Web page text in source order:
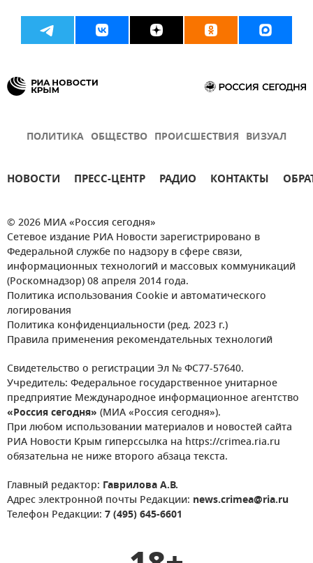
ПОЛИТИКА ОБЩЕСТВО ПРОИСШЕСТВИЯ ВИЗУАЛ
НОВОСТИ ПРЕСС-ЦЕНТР РАДИО КОНТАКТЫ
© 2026 МИА «Россия сегодня»
Сетевое издание РИА Новости зарегистрировано в
Федеральной службе по надзору в сфере связи,
информационных технологий и массовых коммуникаций
(Роскомнадзор) 08 апреля 2014 года.
Политика использования Cookie и автоматического
логирования
Политика конфиденциальности (ред. 2023 г.)
Правила применения рекомендательных технологий
Свидетельство о регистрации Эл № ФС77-57640.
Учредитель: Федеральное государственное унитарное
предприятие Международное информационное агентство
«Россия сегодня» (МИА «Россия сегодня»).
При любом использовании материалов и новостей сайта
РИА Новости Крым гиперссылка на https://crimea.ria.ru
обязательна не ниже второго абзаца текста.
Главный редактор: Гаврилова А.В.
Адрес электронной почты Редакции: news.crimea@ria.ru
Телефон Редакции: 7 (495) 645-6601